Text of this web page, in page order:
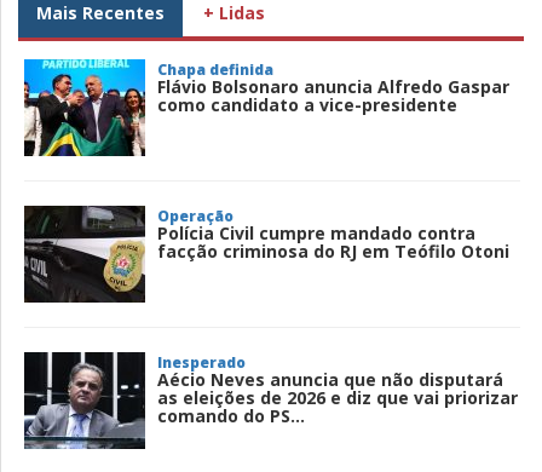
Mais Recentes + Lidas
Chapa definida
Flávio Bolsonaro anuncia Alfredo Gaspar
como candidato a vice-presidente
Operação
Polícia Civil cumpre mandado contra
facção criminosa do RJ em Teófilo Otoni
Inesperado
Aécio Neves anuncia que não disputará
as eleições de 2026 e diz que vai priorizar
comando do PS...